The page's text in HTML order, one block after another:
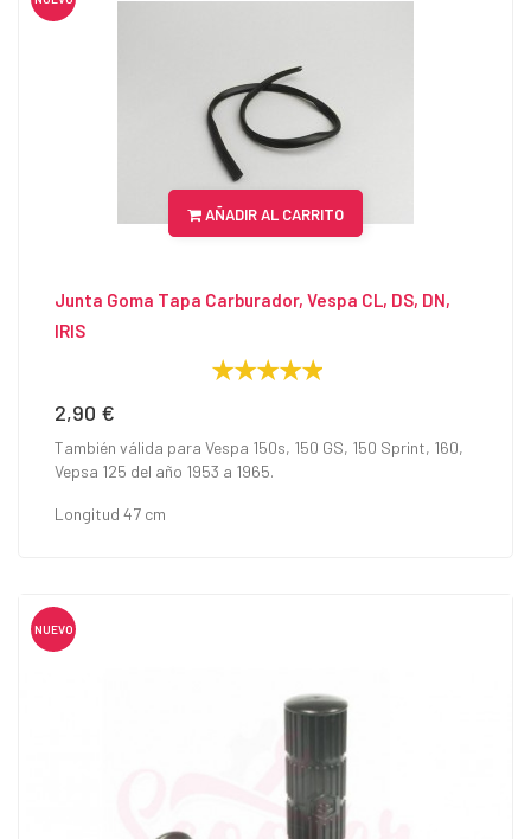
AÑADIR AL CARRITO
Junta Goma Tapa Carburador, Vespa CL, DS, DN,
IRIS
Precio
2,90 €
También válida para Vespa 150s, 150 GS, 150 Sprint, 160,
Vepsa 125 del año 1953 a 1965.
Longitud 47 cm
NUEVO